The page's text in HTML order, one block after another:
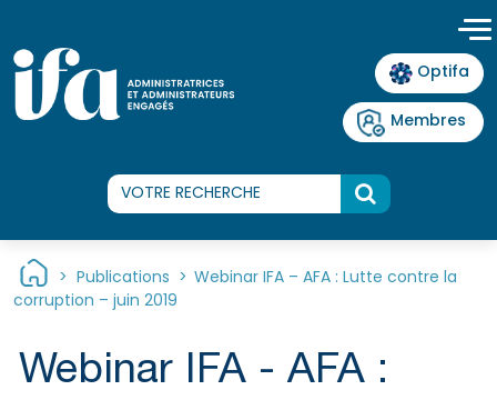
Optifa
Membres
> Publications > Webinar IFA – AFA : Lutte contre la
corruption – juin 2019
Webinar IFA - AFA :